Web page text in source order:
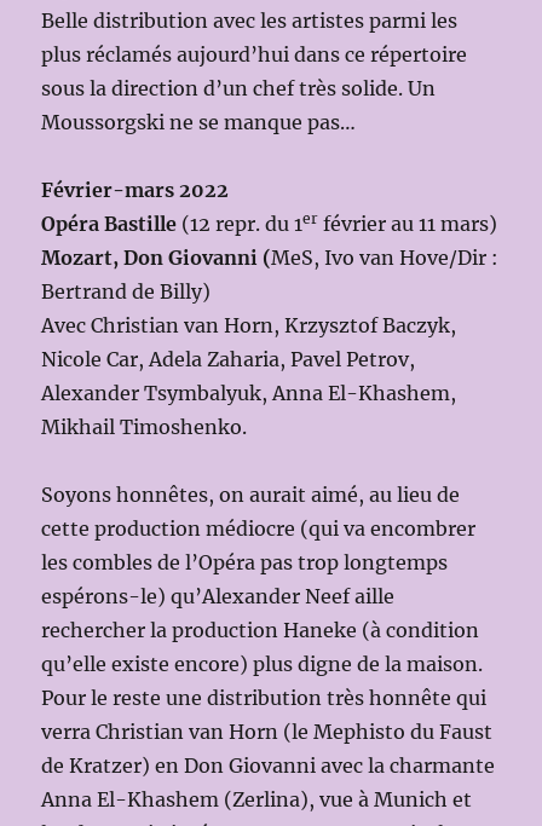
Belle distribution avec les artistes parmi les
plus réclamés aujourd’hui dans ce répertoire
sous la direction d’un chef très solide. Un
Moussorgski ne se manque pas…
Février-mars 2022
Opéra Bastille (12 repr. du 1er février au 11 mars)
Mozart, Don Giovanni (MeS, Ivo van Hove/Dir :
Bertrand de Billy)
Avec Christian van Horn, Krzysztof Baczyk,
Nicole Car, Adela Zaharia, Pavel Petrov,
Alexander Tsymbalyuk, Anna El-Khashem,
Mikhail Timoshenko.
Soyons honnêtes, on aurait aimé, au lieu de
cette production médiocre (qui va encombrer
les combles de l’Opéra pas trop longtemps
espérons-le) qu’Alexander Neef aille
rechercher la production Haneke (à condition
qu’elle existe encore) plus digne de la maison.
Pour le reste une distribution très honnête qui
verra Christian van Horn (le Mephisto du Faust
de Kratzer) en Don Giovanni avec la charmante
Anna El-Khashem (Zerlina), vue à Munich et